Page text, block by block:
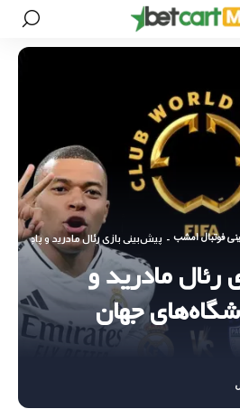
فوتبال امشب - پیش‌بینی بازی رئال مادرید و پاچوکا |
مادرید و
جهان